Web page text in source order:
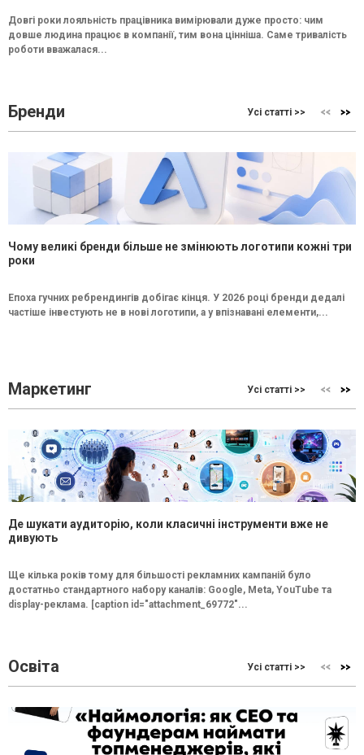
Довгі роки лояльність працівника вимірювали дуже просто: чим
довше людина працює в компанії, тим вона цінніша. Саме тривалість
роботи вважалася...
Бренди Усі статті >>
Чому великі бренди більше не змінюють логотипи кожні три
роки
Епоха гучних ребрендингів добігає кінця. У 2026 році бренди дедалі
частіше інвестують не в нові логотипи, а у впізнавані елементи,...
Маркетинг Усі статті >>
Де шукати аудиторію, коли класичні інструменти вже не
дивують
Ще кілька років тому для більшості рекламних кампаній було
достатньо стандартного набору каналів: Google, Meta, YouTube та
display-реклама. [caption id="attachment_69772"...
Освіта Усі статті >>